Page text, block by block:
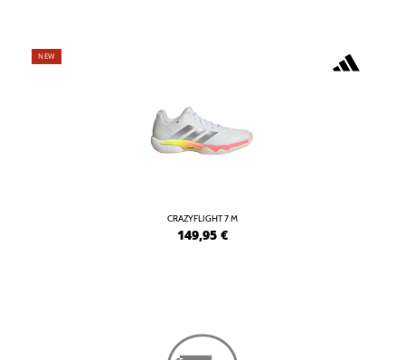
NEW
CRAZYFLIGHT 7 M
149,95 €